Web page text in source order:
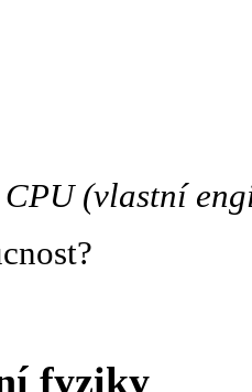
(vlastní
fyziky